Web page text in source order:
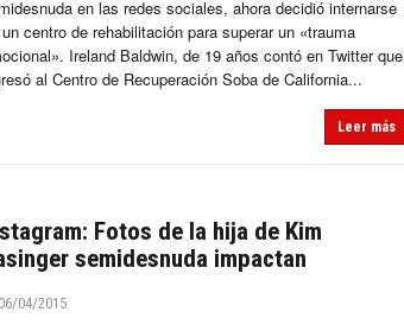
en las redes sociales, ahora decidió internarse
centro de rehabilitación para superar un «trauma
Ireland Baldwin, de 19 años contó en Twitter que
al Centro de Recuperación Soba de California...
Leer más
Fotos de la hija de Kim
semidesnuda impactan
06/04/2015